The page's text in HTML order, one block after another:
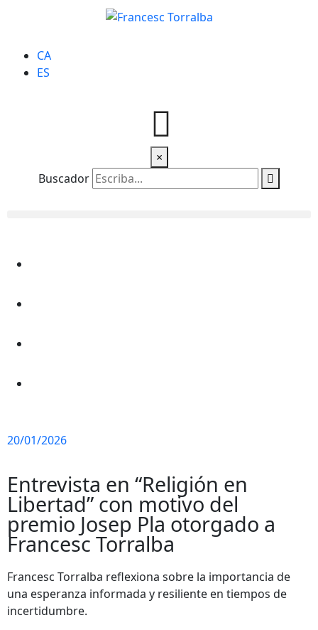
CA
ES
×
Buscador
20/01/2026
Entrevista en “Religión en
Libertad” con motivo del
premio Josep Pla otorgado a
Francesc Torralba
Francesc Torralba reflexiona sobre la importancia de
una esperanza informada y resiliente en tiempos de
incertidumbre.